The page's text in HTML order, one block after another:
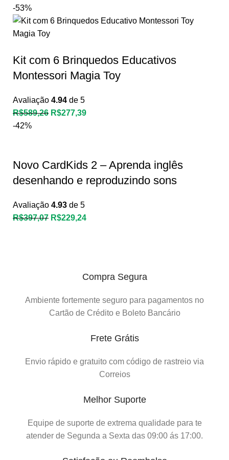
-53%
Kit com 6 Brinquedos Educativos
Montessori Magia Toy
Avaliação 4.94 de 5
R$589,26 R$277,39
-42%
Novo CardKids 2 – Aprenda inglês
desenhando e reproduzindo sons
Avaliação 4.93 de 5
R$397,07 R$229,24
Compra Segura
Ambiente fortemente seguro para pagamentos no
Cartão de Crédito e Boleto Bancário
Frete Grátis
Envio rápido e gratuito com código de rastreio via
Correios
Melhor Suporte
Equipe de suporte de extrema qualidade para te
atender de Segunda a Sexta das 09:00 ás 17:00.